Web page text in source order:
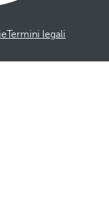
Termini legali